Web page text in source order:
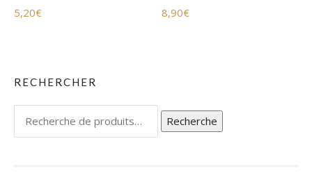
5,20€ 8,90€
RECHERCHER
Recherche